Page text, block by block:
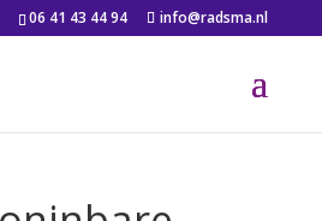
06 41 43 44 94 info@radsma.nl